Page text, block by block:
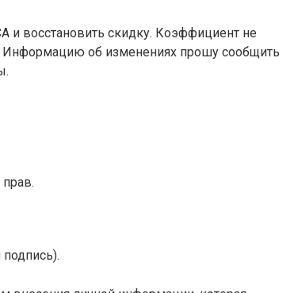
и восстановить скидку. Коэффициент не
Информацию об изменениях прошу сообщить